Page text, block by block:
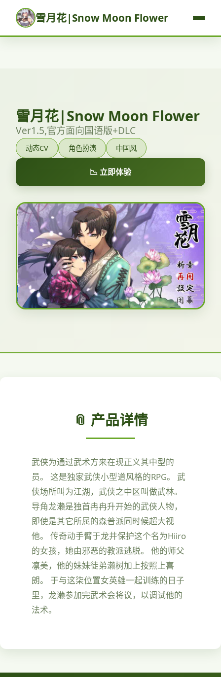
雪月花|Snow Moon Flower
雪月花|Snow Moon Flower
Ver1.5,官方面向国语版+DLC
动态CV 角色扮演 中国风
📉 立即体验
📎 产品详情
武侠为通过武术方来在现正义其中型的
员。 这是独家武侠小型道风格的RPG。 武
侠场所叫为江湖，武侠之中区叫做武林。
导角龙濑是独首冉冉升开始的武侠人物，
即使是其它所属的森普派同时候超大视
他。 传奇动手臂于龙井保护这个名为Hiiro
的女孩，她由邪恶的教派逃脱。 他的师父
凛美，他的妹妹徒弟濑树加上按照上喜
朗。 于与这柒位置女英雄一起训练的日子
里，龙濑参加完武术会将议，以调试他的
法术。